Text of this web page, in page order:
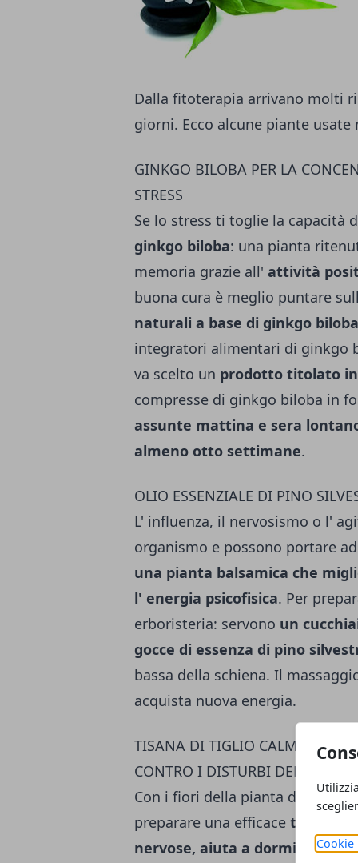
Cookie
Dalla fitoterapia arrivano molti
giorni. Ecco alcune piante
GINKGO BILOBA PER LA
STRESS
Se lo stress ti toglie la capacità
ginkgo biloba: una pianta
memoria grazie all' attività
buona cura è meglio puntare
naturali a base di ginkgo
integratori alimentari di ginkgo
va scelto un prodotto titolato
compresse di ginkgo biloba in
assunte mattina e sera
almeno otto settimane.
OLIO ESSENZIALE DI PINO
L' influenza, il nervosismo o l'
organismo e possono portare
una pianta balsamica che
l' energia psicofisica. Per
erboristeria: servono un
gocce di essenza di pino
bassa della schiena. Il
acquista nuova energia.
TISANA DI TIGLIO CALMANTE
CONTRO I DISTURBI DEL
Con i fiori della pianta del tiglio
preparare una efficace tisana
nervose, aiuta a dormire e